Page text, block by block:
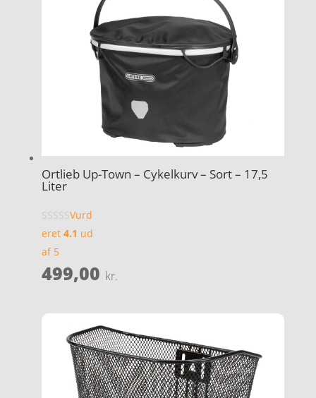
Ortlieb Up-Town – Cykelkurv – Sort – 17,5
Liter
Vurd
eret 4.1 ud
af 5
499,00 kr.